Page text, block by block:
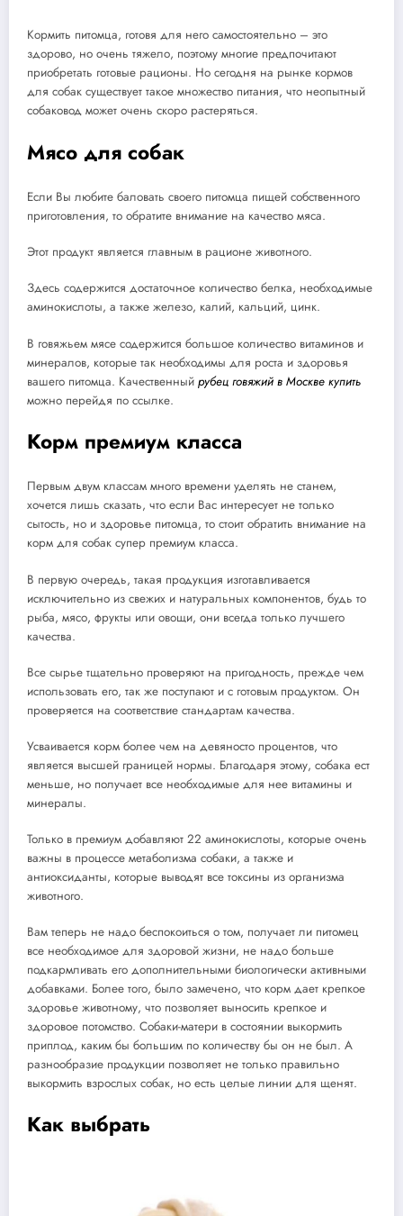
Кормить питомца, готовя для него самостоятельно – это
здорово, но очень тяжело, поэтому многие предпочитают
приобретать готовые рационы. Но сегодня на рынке кормов
для собак существует такое множество питания, что неопытный
собаковод может очень скоро растеряться.
Мясо для собак
Если Вы любите баловать своего питомца пищей собственного
приготовления, то обратите внимание на качество мяса.
Этот продукт является главным в рационе животного.
Здесь содержится достаточное количество белка, необходимые
аминокислоты, а также железо, калий, кальций, цинк.
В говяжьем мясе содержится большое количество витаминов и
минералов, которые так необходимы для роста и здоровья
вашего питомца. Качественный рубец говяжий в Москве купить
можно перейдя по ссылке.
Корм премиум класса
Первым двум классам много времени уделять не станем,
хочется лишь сказать, что если Вас интересует не только
сытость, но и здоровье питомца, то стоит обратить внимание на
корм для собак супер премиум класса.
В первую очередь, такая продукция изготавливается
исключительно из свежих и натуральных компонентов, будь то
рыба, мясо, фрукты или овощи, они всегда только лучшего
качества.
Все сырье тщательно проверяют на пригодность, прежде чем
использовать его, так же поступают и с готовым продуктом. Он
проверяется на соответствие стандартам качества.
Усваивается корм более чем на девяносто процентов, что
является высшей границей нормы. Благодаря этому, собака ест
меньше, но получает все необходимые для нее витамины и
минералы.
Только в премиум добавляют 22 аминокислоты, которые очень
важны в процессе метаболизма собаки, а также и
антиоксиданты, которые выводят все токсины из организма
животного.
Вам теперь не надо беспокоиться о том, получает ли питомец
все необходимое для здоровой жизни, не надо больше
подкармливать его дополнительными биологически активными
добавками. Более того, было замечено, что корм дает крепкое
здоровье животному, что позволяет выносить крепкое и
здоровое потомство. Собаки-матери в состоянии выкормить
приплод, каким бы большим по количеству бы он не был. А
разнообразие продукции позволяет не только правильно
выкормить взрослых собак, но есть целые линии для щенят.
Как выбрать